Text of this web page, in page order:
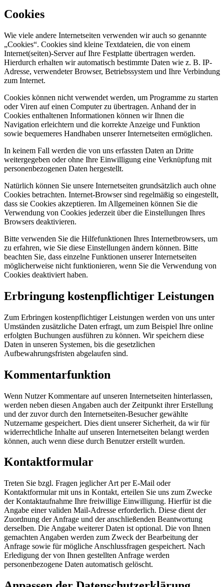
Cookies
Wie viele andere Internetseiten verwenden wir auch so genannte
„Cookies“. Cookies sind kleine Textdateien, die von einem
Internet(seiten)-Server auf Ihre Festplatte übertragen werden.
Hierdurch erhalten wir automatisch bestimmte Daten wie z. B. IP-
Adresse, verwendeter Browser, Betriebssystem und Ihre Verbindung
zum Internet.
Cookies können nicht verwendet werden, um Programme zu starten
oder Viren auf einen Computer zu übertragen. Anhand der in
Cookies enthaltenen Informationen können wir Ihnen die
Navigation erleichtern und die korrekte Anzeige und Funktion
sowie bequemeres Handhaben unserer Internetseiten ermöglichen.
In keinem Fall werden die von uns erfassten Daten an Dritte
weitergegeben oder ohne Ihre Einwilligung eine Verknüpfung mit
personenbezogenen Daten hergestellt.
Natürlich können Sie unsere Internetseiten grundsätzlich auch ohne
Cookies betrachten. Internet-Browser sind regelmäßig so eingestellt,
dass sie Cookies akzeptieren. Im Allgemeinen können Sie die
Verwendung von Cookies jederzeit über die Einstellungen Ihres
Browsers deaktivieren.
Bitte verwenden Sie die Hilfefunktionen Ihres Internetbrowsers, um
zu erfahren, wie Sie diese Einstellungen ändern können. Bitte
beachten Sie, dass einzelne Funktionen unserer Internetseiten
möglicherweise nicht funktionieren, wenn Sie die Verwendung von
Cookies deaktiviert haben.
Erbringung kostenpflichtiger Leistungen
Zum Erbringen kostenpflichtiger Leistungen werden von uns unter
Umständen zusätzliche Daten erfragt, um zum Beispiel Ihre online
erfolgten Buchungen ausführen zu können. Wir speichern diese
Daten in unseren Systemen, bis die gesetzlichen
Aufbewahrungsfristen abgelaufen sind.
Kommentarfunktion
Wenn Nutzer Kommentare auf unseren Internetseiten hinterlassen,
werden neben diesen Angaben auch der Zeitpunkt ihrer Erstellung
und der zuvor durch den Internetseiten-Besucher gewählte
Nutzername gespeichert. Dies dient unserer Sicherheit, da wir für
widerrechtliche Inhalte auf unseren Internetseiten belangt werden
können, auch wenn diese durch Benutzer erstellt wurden.
Kontaktformular
Treten Sie bzgl. Fragen jeglicher Art per E-Mail oder
Kontaktformular mit uns in Kontakt, erteilen Sie uns zum Zwecke
der Kontaktaufnahme Ihre freiwillige Einwilligung. Hierfür ist die
Angabe einer validen Mail-Adresse erforderlich. Diese dient der
Zuordnung der Anfrage und der anschließenden Beantwortung
derselben. Die Angabe weiterer Daten ist optional. Die von Ihnen
gemachten Angaben werden zum Zweck der Bearbeitung der
Anfrage sowie für mögliche Anschlussfragen gespeichert. Nach
Erledigung der von Ihnen gestellten Anfrage werden
personenbezogene Daten automatisch gelöscht.